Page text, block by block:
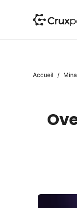
Accueil /